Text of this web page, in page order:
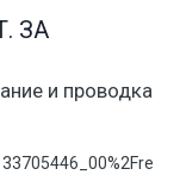
ЗА
и проводка